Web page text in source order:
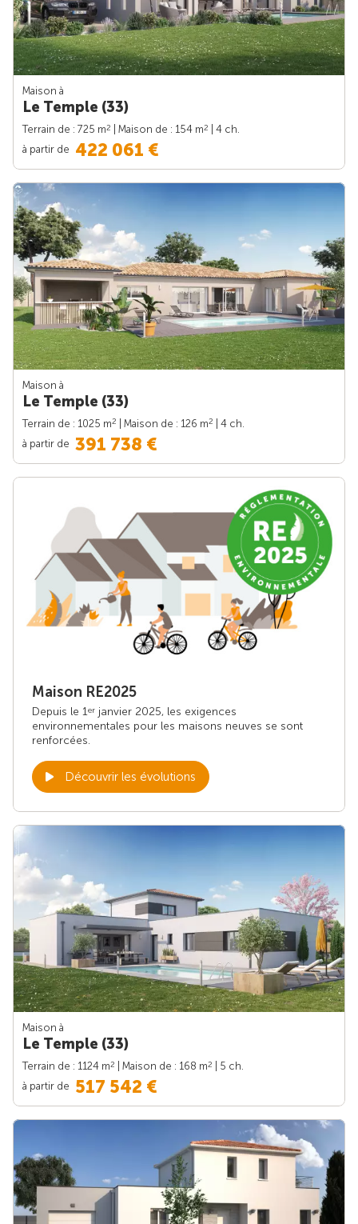
Maison à
Le Temple (33)
Terrain de : 725 m2 | Maison de : 154 m2
| 4 ch.
à partir de 422 061 €
Maison à
Le Temple (33)
Terrain de : 1025 m2 | Maison de : 126 m2
| 4 ch.
à partir de 391 738 €
Maison RE2025
Depuis le 1er janvier 2025, les exigences
environnementales pour les maisons neuves se sont
renforcées.
Découvrir les évolutions
Maison à
Le Temple (33)
Terrain de : 1124 m2 | Maison de : 168 m2
| 5 ch.
à partir de 517 542 €